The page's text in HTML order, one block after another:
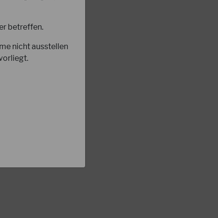
betreffen.
nicht ausstellen